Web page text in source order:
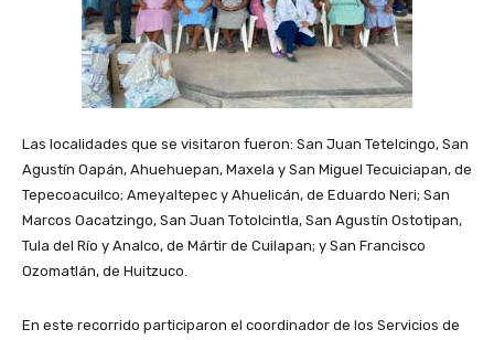
Las localidades que se visitaron fueron: San Juan Tetelcingo, San
Agustín Oapán, Ahuehuepan, Maxela y San Miguel Tecuiciapan, de
Tepecoacuilco; Ameyaltepec y Ahuelicán, de Eduardo Neri; San
Marcos Oacatzingo, San Juan Totolcintla, San Agustín Ostotipan,
Tula del Río y Analco, de Mártir de Cuilapan; y San Francisco
Ozomatlán, de Huitzuco.
En este recorrido participaron el coordinador de los Servicios de